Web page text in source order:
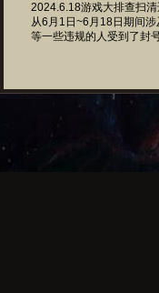
2024.6.18游戏大排查扫
从6月1日~6月18日期间
等一些违规的人受到了封